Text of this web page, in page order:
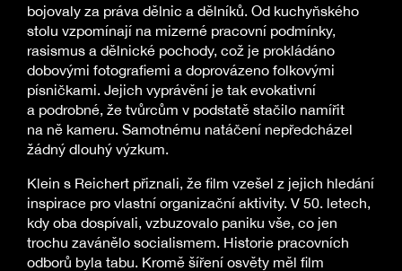
bojovaly za práva dělnic a dělníků. Od kuchyňského
stolu vzpomínají na mizerné pracovní podmínky,
rasismus a dělnické pochody, což je prokládáno
dobovými fotografiemi a doprovázeno folkovými
písničkami. Jejich vyprávění je tak evokativní
a podrobné, že tvůrcům v podstatě stačilo namířit
na ně kameru. Samotnému natáčení nepředcházel
žádný dlouhý výzkum.
Klein s Reichert přiznali, že film vzešel z jejich hledání
inspirace pro vlastní organizační aktivity. V 50. letech,
kdy oba dospívali, vzbuzovalo paniku vše, co jen
trochu zavánělo socialismem. Historie pracovních
odborů byla tabu. Kromě šíření osvěty měl film